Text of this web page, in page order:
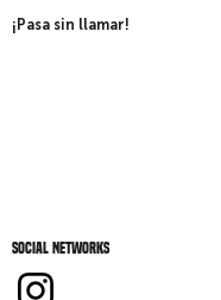
¡Pasa sin llamar!
Social networks